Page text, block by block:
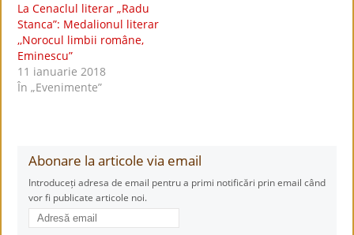
La Cenaclul literar „Radu
Stanca”: Medalionul literar
,,Norocul limbii române,
Eminescu”
11 ianuarie 2018
În „Evenimente”
Abonare la articole via email
Introduceți adresa de email pentru a primi notificări prin email când
vor fi publicate articole noi.
Adresă
email